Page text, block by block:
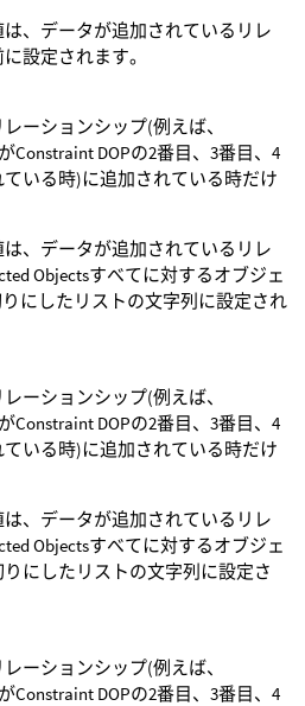
、データが追加されているリレ
設定されます。
ーションシップ(例えば、
Constraint DOPの2番目、3番目、4
いる時)に追加されている時だけ
、データが追加されているリレ
Objectsすべてに対するオブジェ
にしたリストの文字列に設定され
ーションシップ(例えば、
Constraint DOPの2番目、3番目、4
いる時)に追加されている時だけ
、データが追加されているリレ
Objectsすべてに対するオブジェ
にしたリストの文字列に設定さ
ーションシップ(例えば、
Constraint DOPの2番目、3番目、4